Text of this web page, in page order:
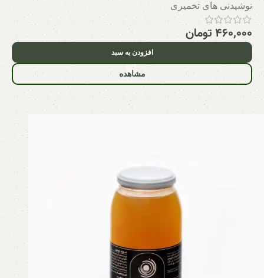
نوشیدنی های تخمیری
۴۶۰,۰۰۰تومان
افزودن به سبد
مشاهده